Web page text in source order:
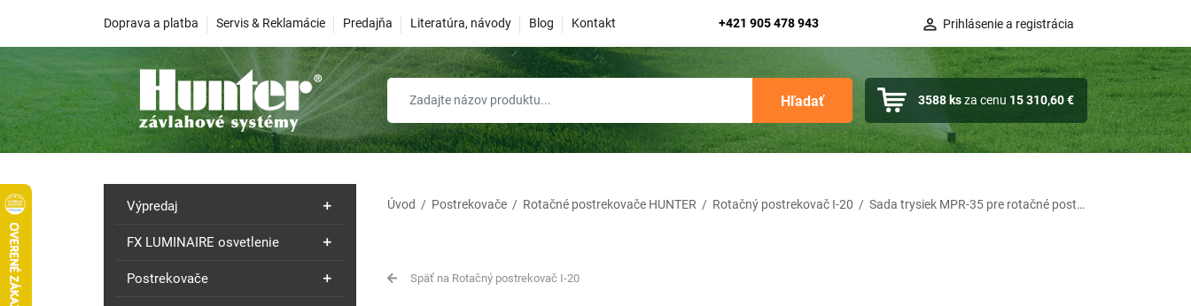
Doprava a platba Servis & Reklamácie Predajňa Literatúra, návody Blog Kontakt +421 905 478 943 Prihlásenie a registrácia
Hľadať 3588ksza cenu 15 310,60 €
Výpredaj
FX LUMINAIRE osvetlenie
Postrekovače
Úvod / Postrekovače / Rotačné postrekovače HUNTER / Rotačný postrekovač I-20 / Sada trysiek MPR-35 pre rotačné postrekovače Hunter I-20 a PGP-Ultra
Späť na Rotačný postrekovač I-20